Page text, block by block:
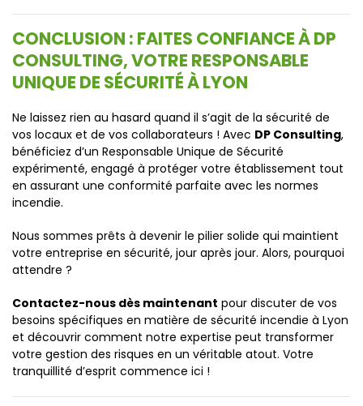
CONCLUSION : FAITES CONFIANCE À DP
CONSULTING, VOTRE RESPONSABLE
UNIQUE DE SÉCURITÉ À LYON
Ne laissez rien au hasard quand il s’agit de la sécurité de
vos locaux et de vos collaborateurs ! Avec DP Consulting,
bénéficiez d’un Responsable Unique de Sécurité
expérimenté, engagé à protéger votre établissement tout
en assurant une conformité parfaite avec les normes
incendie.
Nous sommes prêts à devenir le pilier solide qui maintient
votre entreprise en sécurité, jour après jour. Alors, pourquoi
attendre ?
Contactez-nous dès maintenant pour discuter de vos
besoins spécifiques en matière de sécurité incendie à Lyon
et découvrir comment notre expertise peut transformer
votre gestion des risques en un véritable atout. Votre
tranquillité d’esprit commence ici !